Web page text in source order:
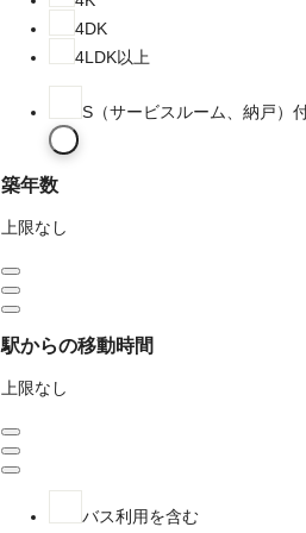
4DK
4LDK以上
S（サービスルーム、納戸）
築年数
上限なし
駅からの移動時間
上限なし
バス利用を含む